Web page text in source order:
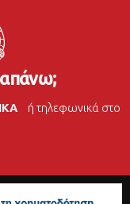
ή τηλεφωνικά στο